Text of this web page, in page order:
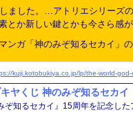
ました。…アトリエシリーズ
とか新しい鍵とかも今さら感
ンガ「神のみぞ知るセカイ」
kuji.kotobukiya.co.jp/lp/the-world-god-
ヤくじ 神のみぞ知るセカイ
ぞ知るセカイ』15周年を記念し